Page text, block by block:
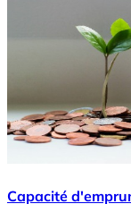
Capacité